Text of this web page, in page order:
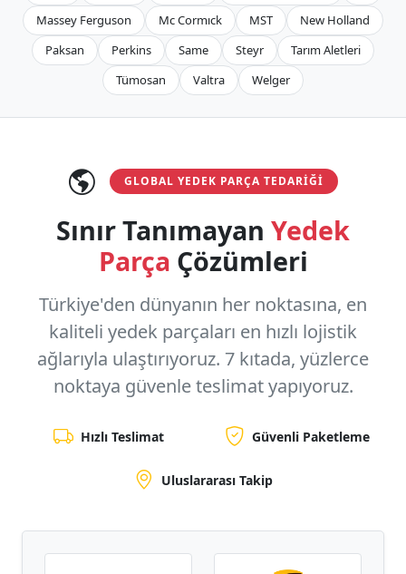
Massey Ferguson
Mc Cormıck MST
New Holland
Paksan
Perkins Same Steyr
Tarım Aletleri
Tümosan
Valtra Welger
GLOBAL YEDEK PARÇA TEDARIĞI
Sınır Tanımayan Yedek
Parça Çözümleri
Türkiye'den dünyanın her noktasına, en
kaliteli yedek parçaları en hızlı lojistik
ağlarıyla ulaştırıyoruz. 7 kıtada, yüzlerce
noktaya güvenle teslimat yapıyoruz.
Hızlı Teslimat Güvenli Paketleme
Uluslararası Takip